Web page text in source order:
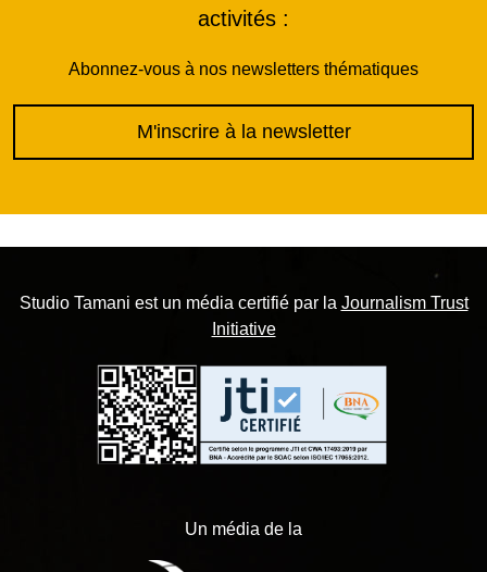
activités :
Abonnez-vous à nos newsletters thématiques
M'inscrire à la newsletter
Studio Tamani est un média certifié par la Journalism Trust
Initiative
Un média de la